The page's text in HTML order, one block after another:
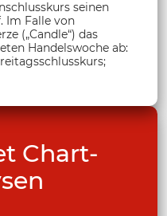
seinen
Im Falle von
(„Candle“) das
Handelswoche ab:
Chart-